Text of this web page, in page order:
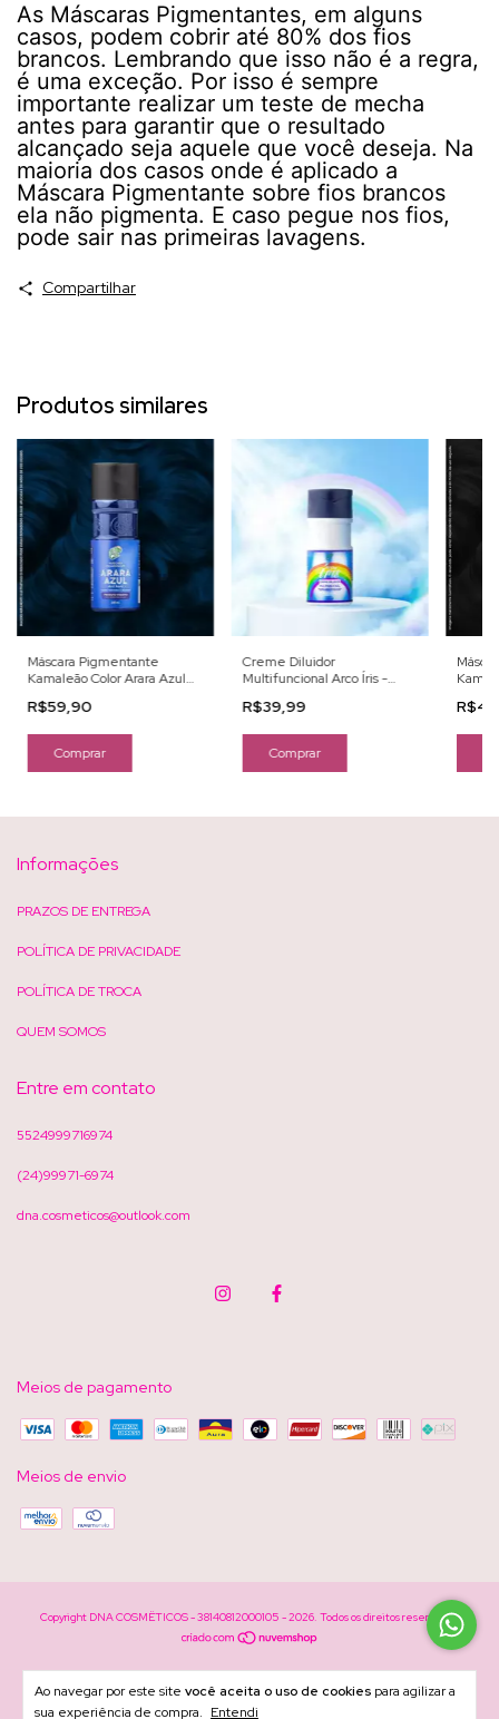
Ao navegar por este site você aceita o uso de cookies para agilizar a
sua experiência de compra. Entendi
As Máscaras Pigmentantes, em alguns
casos, podem cobrir até 80% dos fios
brancos. Lembrando que isso não é a regra,
é uma exceção. Por isso é sempre
importante realizar um teste de mecha
antes para garantir que o resultado
alcançado seja aquele que você deseja. Na
maioria dos casos onde é aplicado a
Máscara Pigmentante sobre fios brancos
ela não pigmenta. E caso pegue nos fios,
pode sair nas primeiras lavagens.
Compartilhar
Produtos similares
Máscara Pigmentante
Kamaleão Color Arara Azul
R$59,90
Creme Diluidor
Multifuncional Arco Íris -
R$39,99
Informações
PRAZOS DE ENTREGA
POLÍTICA DE PRIVACIDADE
POLÍTICA DE TROCA
QUEM SOMOS
Entre em contato
5524999716974
(24)99971-6974
dna.cosmeticos@outlook.com
Meios de pagamento
Meios de envio
Copyright DNA COSMËTICOS - 38140812000105 - 2026. Todos os direitos reservados.